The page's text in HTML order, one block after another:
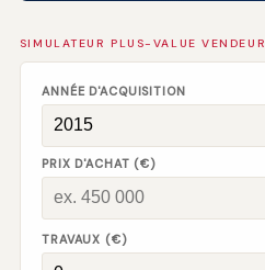
SIMULATEUR PLUS-VALUE VENDEUR
ANNÉE D'ACQUISITION
PRIX D'ACHAT (€)
TRAVAUX (€)